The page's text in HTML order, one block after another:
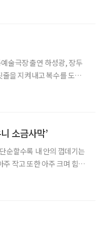
술극장 출연 하성광, 장두
을 지켜내고 복수를 도모
소금사막’
순할수록 내 안의 껍데기는
작고 또한 아주 크며 힘없